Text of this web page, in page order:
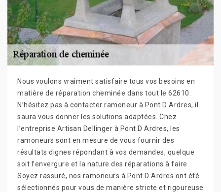
Nous voulons vraiment satisfaire tous vos besoins en
matière de réparation cheminée dans tout le 62610.
N’hésitez pas à contacter ramoneur à Pont D Ardres, il
saura vous donner les solutions adaptées. Chez
l’entreprise Artisan Dellinger à Pont D Ardres, les
ramoneurs sont en mesure de vous fournir des
résultats dignes répondant à vos demandes, quelque
soit l’envergure et la nature des réparations à faire.
Soyez rassuré, nos ramoneurs à Pont D Ardres ont été
sélectionnés pour vous de manière stricte et rigoureuse